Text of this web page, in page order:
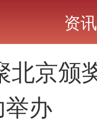
资
北京颁
办